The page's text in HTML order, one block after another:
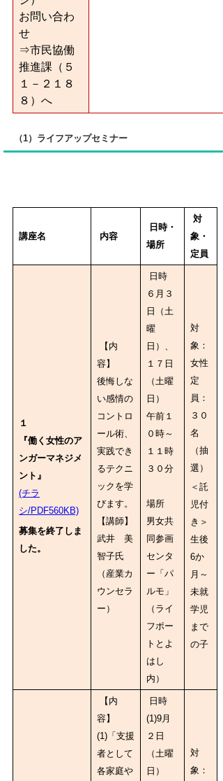
お問い合わ
せ
⇒市民協働
推進課（５
１－２１８
８）へ
（1）ライフアップセミナー
講座名 内容
日時・
場所
対
象・
定員
１
『働く女性のア
ンガーマネジメ
ント』
(チラ
シ/PDF560KB)
募集を終了しま
した。
【内
容】
後悔しな
い感情の
コントロ
ール術、
実践でき
るテクニ
ックを学
びます。
【講師】
武井 美
智子氏
（産業カ
ウンセラ
ー）
日時
６月３
日（土
曜
日）、
１７日
（土曜
日）
午前１
０時～
１１時
３０分
場所
男女共
同参画
センタ
ー「パ
ルモ」
（ライ
フポー
トとよ
はし
内）
対
象：
女性
定
員：
３０
名
（抽
選）
＜託
児付
き＞
生後
6か
月～
未就
学児
まで
の子
【内
容】
(1)「支援
者として
各家庭や
日時
(1)9月
２日
（土曜
日）
対
象：